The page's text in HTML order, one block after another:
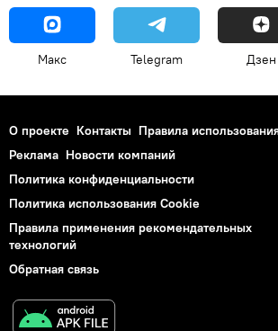
Макс Telegram Дзен
О проекте Контакты Правила
Реклама Новости компаний
Политика конфиденциальности
Политика использования Cookie
Правила применения рекомендательных
технологий
Обратная связь